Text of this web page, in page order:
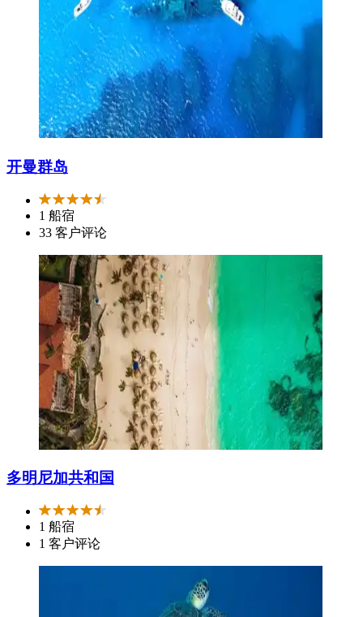
开曼群岛
1 船宿
33 客户评论
多明尼加共和国
1 船宿
1 客户评论